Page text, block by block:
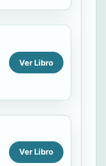
Ver Libro
Ver Libro